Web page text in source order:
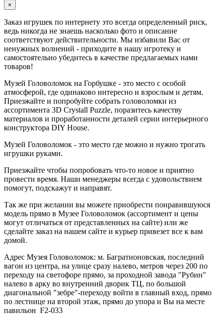
×
Заказ игрушек по интернету это всегда определенный риск,
ведь никогда не знаешь насколько фото и описание
соответствуют действительности. Мы избавили Вас от
ненужных волнений - приходите в нашу игротеку и
самостоятельно убедитесь в качестве предлагаемых нами
товаров!
Музей Головоломок на Горбушке - это место с особой
атмосферой, где одинаково интересно и взрослым и детям.
Приезжайте и попробуйте собрать головоломки из
ассортимента 3D Crystall Puzzle, поразитесь качеству
материалов и проработанности деталей серии интерьерного
конструктора DIY House.
Музей Головоломок - это место где можно и нужно трогать
игрушки руками.
Приезжайте чтобы попробовать что-то новое и приятно
провести время. Наши менеджеры всегда с удовольствием
помогут, подскажут и направят.
Так же при желании вы можете приобрести понравившуюся
модель прямо в Музее Головоломок (ассортимент и цены
могут отличаться от представленных на сайте) или же
сделайте заказ на нашем сайте и курьер привезет все к вам
домой.
Адрес Музея Головоломок: м. Багратионовская, последний
вагон из центра, на улице сразу налево, метров через 200 по
переходу на светофоре прямо, за проходной завода "Рубин"
налево в арку во внутренний дворик ТЦ, по большой
диагональной "зебре"-переходу войти в главный вход, прямо
по лестнице на второй этаж, прямо до упора и Вы на месте
павильон F2-033